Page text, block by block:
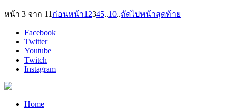
หน้า 3 จาก 11 ก่อนหน้า1 2345..10..ถัดไปหน้าสุดท้าย
Facebook
Twitter
Youtube
Twitch
Instagram
Home